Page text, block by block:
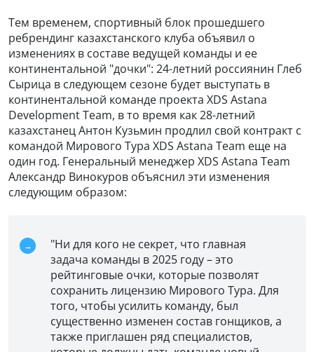
Тем временем, спортивный блок прошедшего
ребрендинг казахстанского клуба объявил о
изменениях в составе ведущей команды и ее
континентальной "дочки": 24-летний россиянин Глеб
Сырица в следующем сезоне будет выступать в
континентальной команде проекта XDS Astana
Development Team, в то время как 28-летний
казахстанец Антон Кузьмин продлил свой контракт с
командой Мирового Тура XDS Astana Team еще на
один год. Генеральный менеджер XDS Astana Team
Александр Винокуров объяснил эти изменения
следующим образом:
"Ни для кого не секрет, что главная
задача команды в 2025 году – это
рейтинговые очки, которые позволят
сохранить лицензию Мирового Тура. Для
того, чтобы усилить команду, был
существенно изменен состав гонщиков, а
также приглашен ряд специалистов,